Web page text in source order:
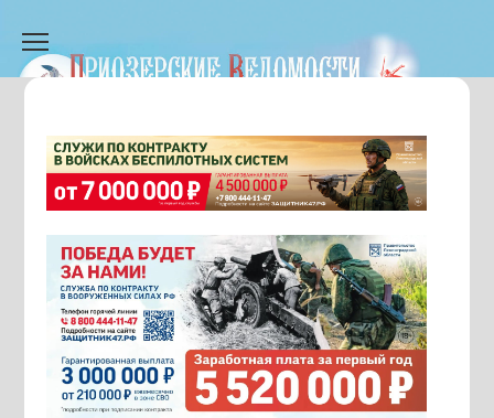
содержанию